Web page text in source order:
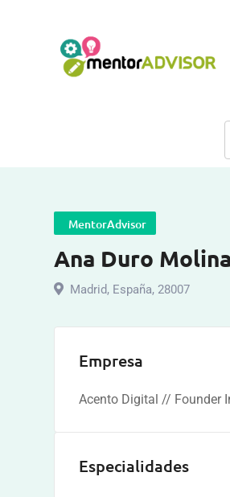
MentorAdvisor
Ana Duro Molina
Madrid, España, 28007
Empresa
Acento Digital // Founder
Especialidades